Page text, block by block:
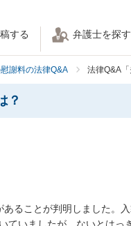
する 弁護士を探す
謝料の法律Q&A 法律Q&A
？
ることが判明しました。